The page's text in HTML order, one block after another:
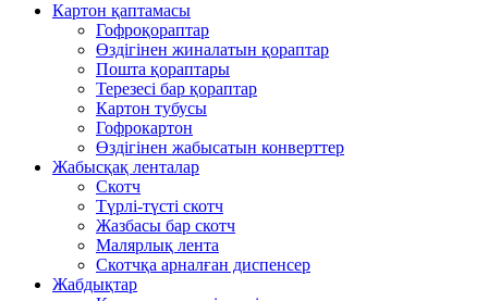
Картон қаптамасы
Гофроқораптар
Өздігінен жиналатын қораптар
Пошта қораптары
Терезесі бар қораптар
Картон тубусы
Гофрокартон
Өздігінен жабысатын конверттер
Жабысқақ ленталар
Скотч
Түрлі-түсті скотч
Жазбасы бар скотч
Малярлық лента
Скотчқа арналған диспенсер
Жабдықтар